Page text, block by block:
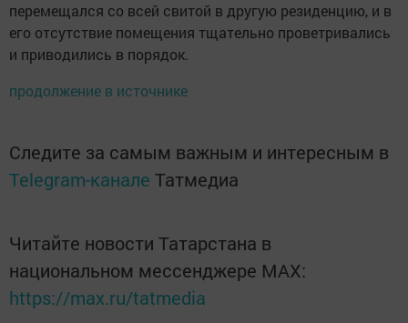
перемещался со всей свитой в другую резиденцию, и в
его отсутствие помещения тщательно проветривались
и приводились в порядок.
продолжение в источнике
Следите за самым важным и интересным в
Telegram-канале Татмедиа
Читайте новости Татарстана в
национальном мессенджере MАХ:
https://max.ru/tatmedia